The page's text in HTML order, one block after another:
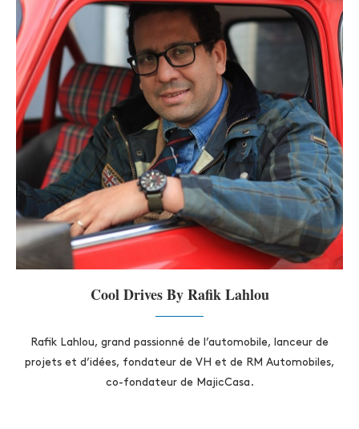
Cool Drives By Rafik Lahlou
Rafik Lahlou, grand passionné de l’automobile, lanceur de
projets et d’idées, fondateur de VH et de RM Automobiles,
co-fondateur de MajicCasa.